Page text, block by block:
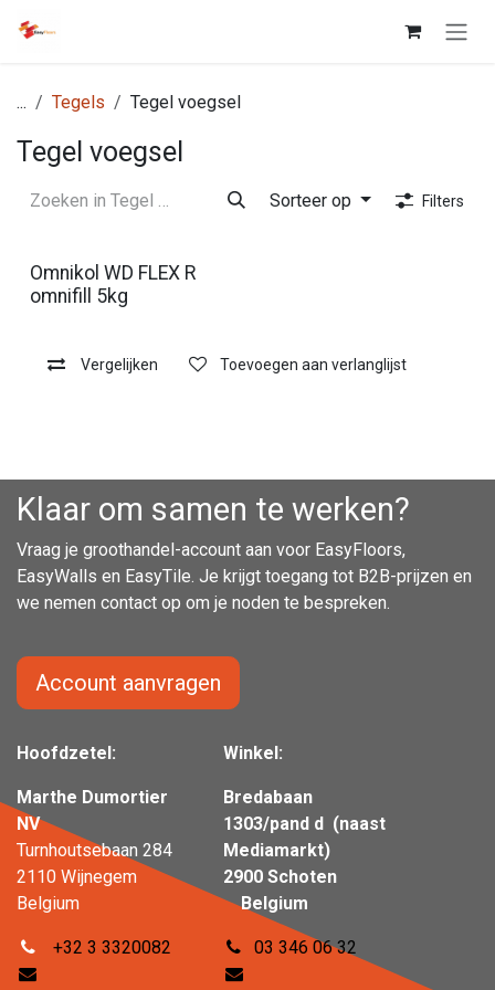
... Tegels Tegel voegsel
Tegel voegsel
Sorteer op Filters
Omnikol WD FLEX R
omnifill 5kg
Vergelijken Toevoegen aan verlanglijst
Klaar om samen te werken?
Vraag je groothandel-account aan voor EasyFloors,
EasyWalls en EasyTile. Je krijgt toegang tot B2B-prijzen en
we nemen contact op om je noden te bespreken.
Hoofdzetel:
Marthe Dumortier
NV
Turnhoutsebaan 284
2110 Wijnegem
Belgium
+32 3 3320082
Winkel:
Bredabaan
1303/pand d (naast
Mediamarkt)
2900 Schoten
Belgium
03 346 06 32
Account aanvragen